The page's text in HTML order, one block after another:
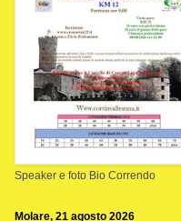
Speaker e foto Bio Correndo
Molare, 21 agosto 2026